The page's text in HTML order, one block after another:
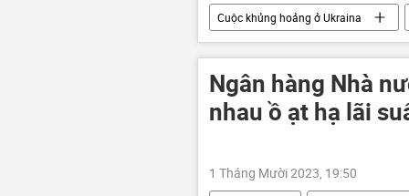
Cuộc khủng hoảng ở Ukraina
Chiến dịch quân sự đặc biệt tại
DNR
Sáp nhập DNR, LNR,
Ngân hàng Nhà
nhau ồ ạt hạ lãi
1 Tháng Mười 2023, 19:50